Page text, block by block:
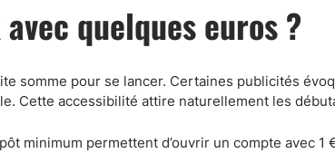
Day trading
quelques euros ?
somme pour se lancer. Certaines publicités
Cette accessibilité attire naturellement les
minimum permettent d’ouvrir un compte avec 1